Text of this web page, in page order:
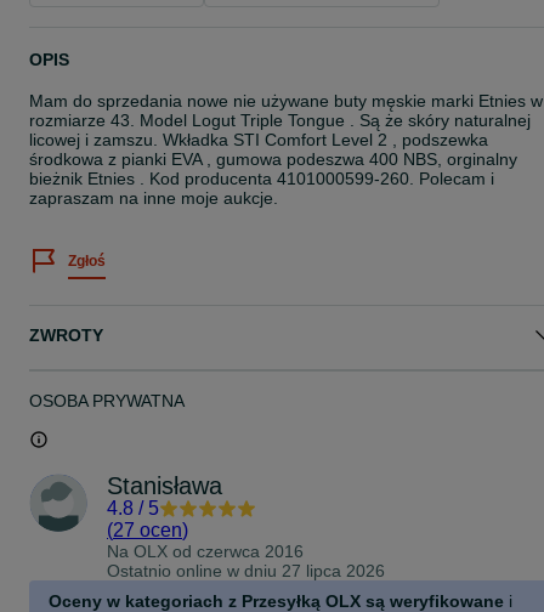
OPIS
Mam do sprzedania nowe nie używane buty męskie marki Etnies w
rozmiarze 43. Model Logut Triple Tongue . Są że skóry naturalnej
licowej i zamszu. Wkładka STI Comfort Level 2 , podszewka
środkowa z pianki EVA , gumowa podeszwa 400 NBS, orginalny
bieżnik Etnies . Kod producenta 4101000599-260. Polecam i
zapraszam na inne moje aukcje.
Zgłoś
ZWROTY
OSOBA PRYWATNA
Stanisława
4.8 / 5
(27 ocen)
Na OLX od czerwca 2016
Ostatnio online w dniu 27 lipca 2026
Oceny w kategoriach z Przesyłką OLX są weryfikowane i